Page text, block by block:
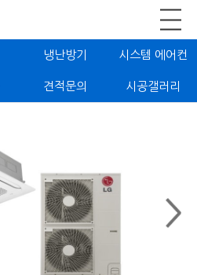
냉난방기 시스템 에어컨
견적문의 시공갤러리